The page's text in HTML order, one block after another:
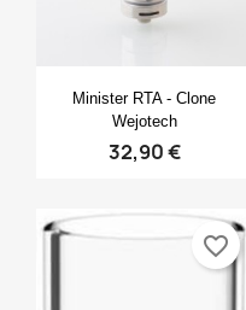
Anteprima
Minister RTA - Clone
Wejotech
32,90 €
favorite_border